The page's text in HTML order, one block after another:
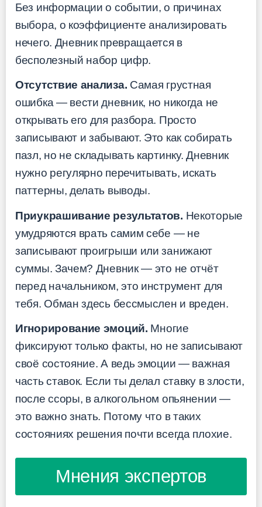
Без информации о событии, о причинах
выбора, о коэффициенте анализировать
нечего. Дневник превращается в
бесполезный набор цифр.
Отсутствие анализа. Самая грустная
ошибка — вести дневник, но никогда не
открывать его для разбора. Просто
записывают и забывают. Это как собирать
пазл, но не складывать картинку. Дневник
нужно регулярно перечитывать, искать
паттерны, делать выводы.
Приукрашивание результатов. Некоторые
умудряются врать самим себе — не
записывают проигрыши или занижают
суммы. Зачем? Дневник — это не отчёт
перед начальником, это инструмент для
тебя. Обман здесь бессмыслен и вреден.
Игнорирование эмоций. Многие
фиксируют только факты, но не записывают
своё состояние. А ведь эмоции — важная
часть ставок. Если ты делал ставку в злости,
после ссоры, в алкогольном опьянении —
это важно знать. Потому что в таких
состояниях решения почти всегда плохие.
Мнения экспертов